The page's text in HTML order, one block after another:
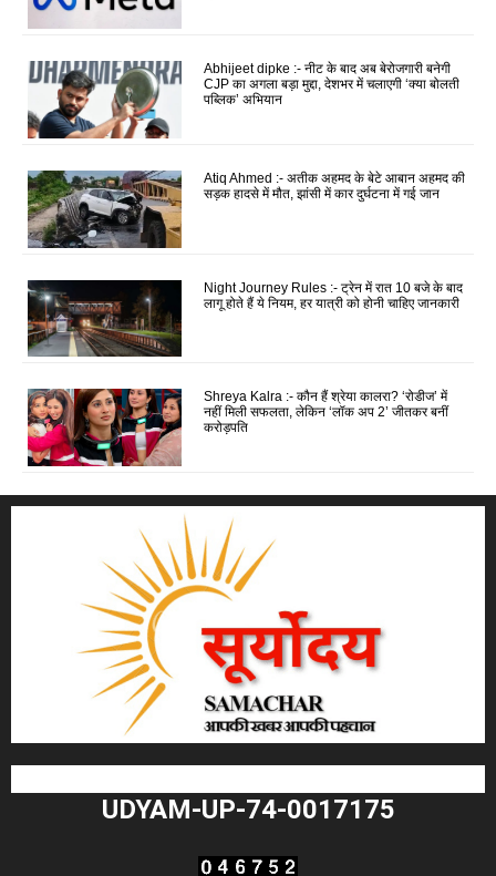
Abhijeet dipke :- नीट के बाद अब बेरोजगारी बनेगी
CJP का अगला बड़ा मुद्दा, देशभर में चलाएगी ‘क्या बोलती
पब्लिक’ अभियान
Atiq Ahmed :- अतीक अहमद के बेटे आबान अहमद की
सड़क हादसे में मौत, झांसी में कार दुर्घटना में गई जान
Night Journey Rules :- ट्रेन में रात 10 बजे के बाद
लागू होते हैं ये नियम, हर यात्री को होनी चाहिए जानकारी
Shreya Kalra :- कौन हैं श्रेया कालरा? ‘रोडीज’ में
नहीं मिली सफलता, लेकिन ‘लॉक अप 2’ जीतकर बनीं
करोड़पति
UDYAM-UP-74-0017175